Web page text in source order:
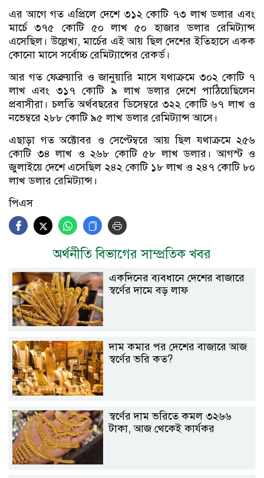
এর আগে গত এপ্রিলে দেশে ৩১২ কোটি ৭৩ লাখ ডলার এবং
মার্চে ৩৭৫ কোটি ৫০ লাখ ৫০ হাজার ডলার রেমিট্যান্স
এসেছিল। উল্লেখ্য, মার্চের এই আয় ছিল দেশের ইতিহাসে একক
কোনো মাসে সর্বোচ্চ রেমিট্যান্সের রেকর্ড।
আর গত ফেব্রুয়ারি ও জানুয়ারি মাসে যথাক্রমে ৩০২ কোটি ৭
লাখ এবং ৩১৭ কোটি ৯ লাখ ডলার দেশে পাঠিয়েছিলেন
প্রবাসীরা। চলতি অর্থবছরের ডিসেম্বরে ৩২২ কোটি ৬৭ লাখ ও
নভেম্বরে ২৮৮ কোটি ৯৫ লাখ ডলার রেমিট্যান্স আসে।
এছাড়া গত অক্টোবর ও সেপ্টেম্বরে আয় ছিল যথাক্রমে ২৫৬
কোটি ৩৪ লাখ ও ২৬৮ কোটি ৫৮ লাখ ডলার। আগস্ট ও
জুলাইয়ে দেশে এসেছিল ২৪২ কোটি ১৮ লাখ ও ২৪৭ কোটি ৮০
লাখ ডলার রেমিট্যান্স।
পিএস
অর্থনীতি বিভাগের সাম্প্রতিক খবর
একদিনের ব্যবধানে দেশের বাজারে
স্বর্ণের দামে বড় লাফ
দাম কমার পর দেশের বাজারে আজ
স্বর্ণের ভরি কত?
স্বর্ণের দাম ভরিতে কমল ৩২৬৬
টাকা, আজ থেকেই কার্যকর